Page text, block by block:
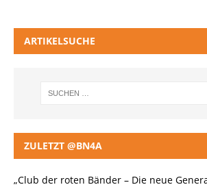
ARTIKELSUCHE
ZULETZT @BN4A
„Club der roten Bänder – Die neue